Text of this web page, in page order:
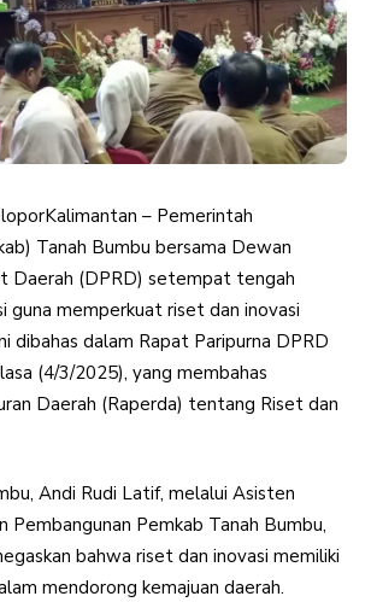
– Pemerintah
Tanah Bumbu bersama Dewan
Daerah (DPRD) setempat tengah
guna memperkuat riset dan inovasi
dibahas dalam Rapat Paripurna DPRD
(4/3/2025), yang membahas
Daerah (Raperda) tentang Riset dan
Andi Rudi Latif, melalui Asisten
Pembangunan Pemkab Tanah Bumbu,
bahwa riset dan inovasi memiliki
mendorong kemajuan daerah.